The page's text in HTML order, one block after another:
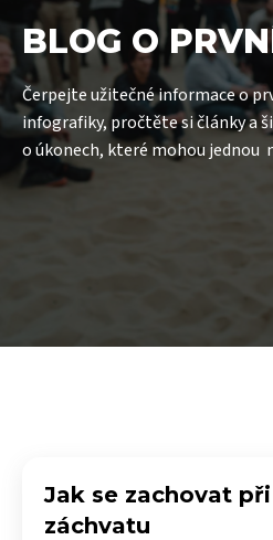
BLOG O
Čerpejte užitečné informace o
infografiky, pročtěte si články a
o úkonech, které mohou jednou
Jak se zachovat
záchvatu